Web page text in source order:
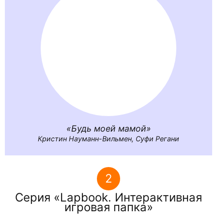
Будь моей мамой
Кристин Науманн-Вильмен, Суфи Регани
2
Серия «Lapbook. Интерактивная
игровая папка»